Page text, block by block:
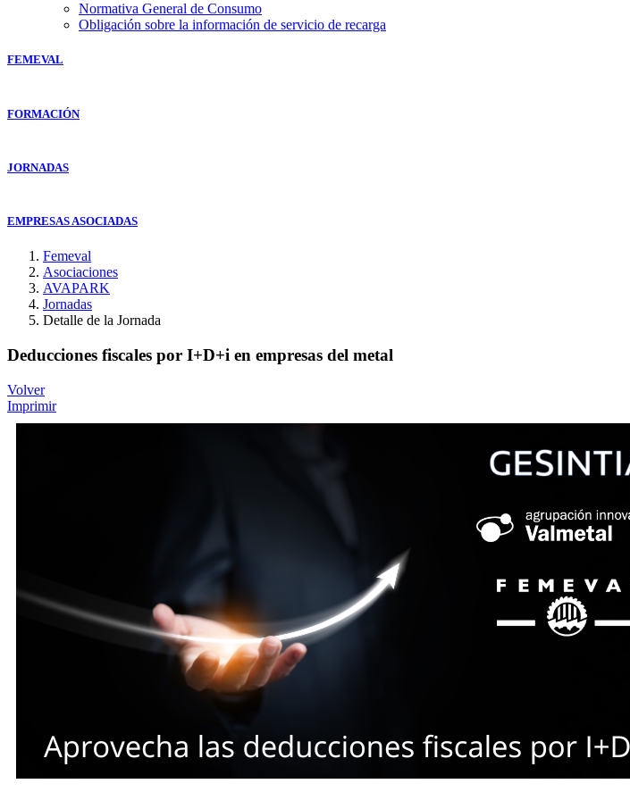
Normativa General de Consumo
Obligación sobre la información de servicio de recarga
FEMEVAL
FORMACIÓN
JORNADAS
EMPRESAS ASOCIADAS
Femeval
Asociaciones
AVAPARK
Jornadas
Detalle de la Jornada
Deducciones fiscales por I+D+i en empresas del metal
Volver
Imprimir